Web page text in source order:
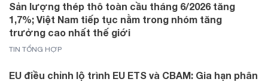
Sản lượng thép thô toàn cầu tháng 6/2026 tăng
1,7%; Việt Nam tiếp tục nằm trong nhóm tăng
trưởng cao nhất thế giới
TIN TỔNG HỢP
EU điều chỉnh lộ trình EU ETS và CBAM: Gia hạn phân